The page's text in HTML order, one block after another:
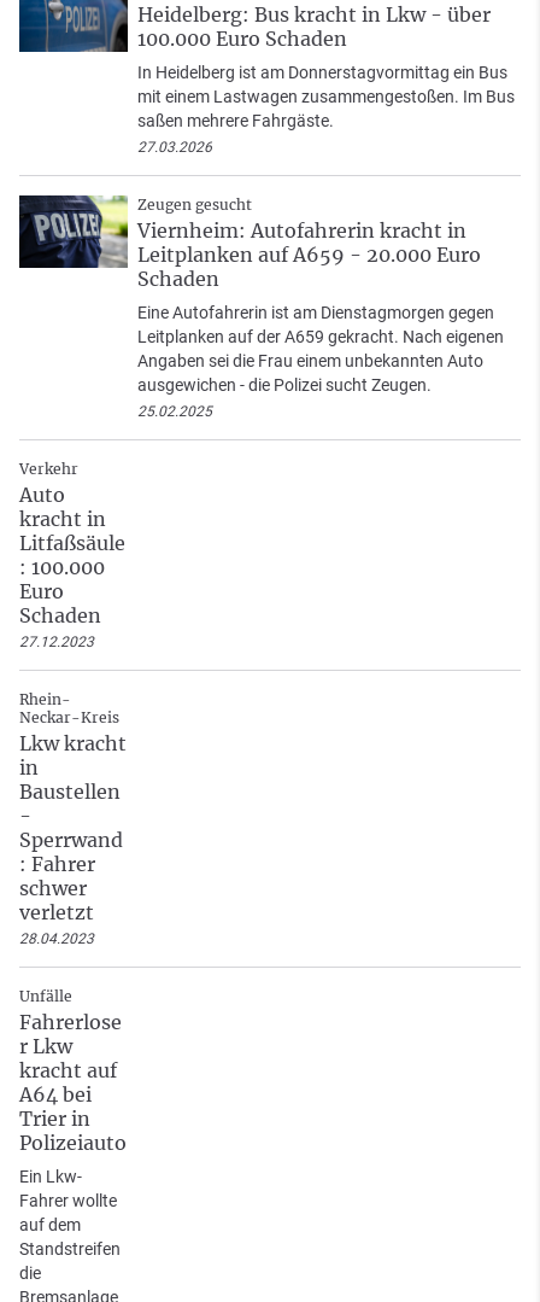
Heidelberg: Bus kracht in Lkw - über
100.000 Euro Schaden
In Heidelberg ist am Donnerstagvormittag ein Bus
mit einem Lastwagen zusammengestoßen. Im Bus
saßen mehrere Fahrgäste.
27.03.2026
Zeugen gesucht
Viernheim: Autofahrerin kracht in
Leitplanken auf A659 - 20.000 Euro
Schaden
Eine Autofahrerin ist am Dienstagmorgen gegen
Leitplanken auf der A659 gekracht. Nach eigenen
Angaben sei die Frau einem unbekannten Auto
ausgewichen - die Polizei sucht Zeugen.
25.02.2025
Verkehr
Auto
kracht in
Litfaßsäule
: 100.000
Euro
Schaden
27.12.2023
Rhein-
Neckar-Kreis
Lkw kracht
in
Baustellen
-
Sperrwand
: Fahrer
schwer
verletzt
28.04.2023
Unfälle
Fahrerlose
r Lkw
kracht auf
A64 bei
Trier in
Polizeiauto
Ein Lkw-
Fahrer wollte
auf dem
Standstreifen
die
Bremsanlage